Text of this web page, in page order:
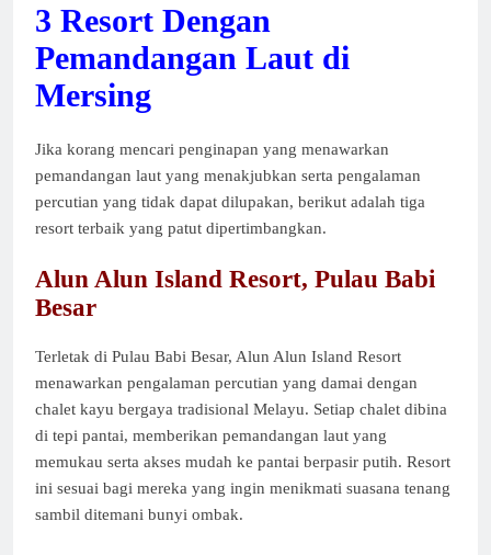
3 Resort Dengan
Pemandangan Laut di
Mersing
Jika korang mencari penginapan yang menawarkan
pemandangan laut yang menakjubkan serta pengalaman
percutian yang tidak dapat dilupakan, berikut adalah tiga
resort terbaik yang patut dipertimbangkan.
Alun Alun Island Resort, Pulau Babi
Besar
Terletak di Pulau Babi Besar, Alun Alun Island Resort
menawarkan pengalaman percutian yang damai dengan
chalet kayu bergaya tradisional Melayu. Setiap chalet dibina
di tepi pantai, memberikan pemandangan laut yang
memukau serta akses mudah ke pantai berpasir putih. Resort
ini sesuai bagi mereka yang ingin menikmati suasana tenang
sambil ditemani bunyi ombak.